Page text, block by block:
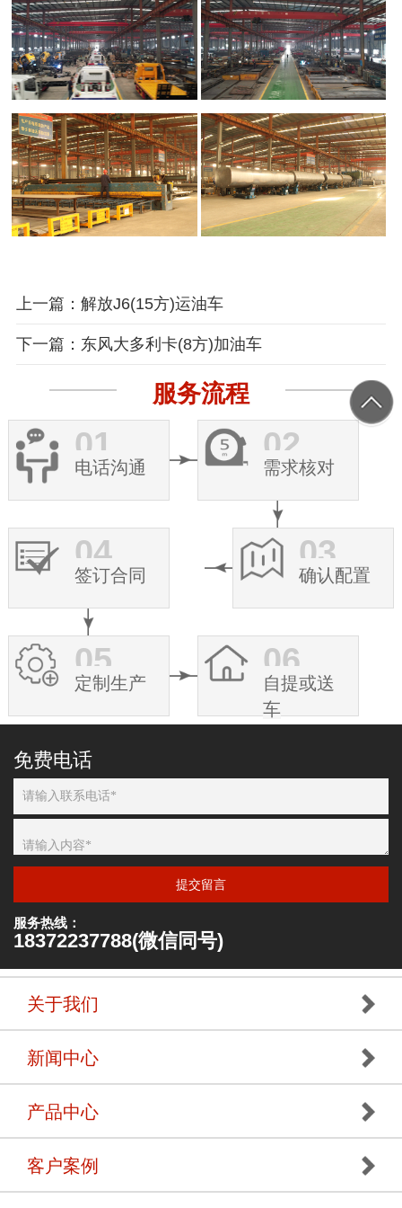
上一篇：解放J6(15方)运油车
下一篇：东风大多利卡(8方)加油车
服务流程
01
电话沟通
02
需求核对
03
确认配置
04
签订合同
05
定制生产
06
自提或送
车
免费电话
提交留言
服务热线：
18372237788(微信同号)
关于我们
新闻中心
产品中心
客户案例